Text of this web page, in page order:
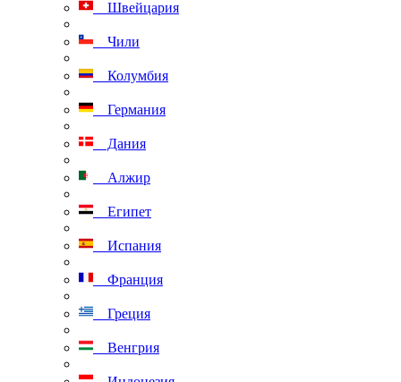
Швейцария
Чили
Колумбия
Германия
Дания
Алжир
Египет
Испания
Франция
Греция
Венгрия